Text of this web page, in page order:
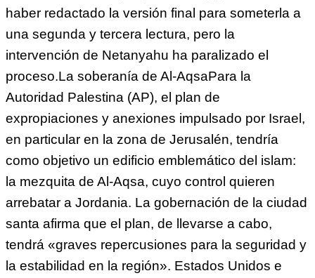
haber redactado la versión final para someterla a
una segunda y tercera lectura, pero la
intervención de Netanyahu ha paralizado el
proceso.La soberanía de Al-AqsaPara la
Autoridad Palestina (AP), el plan de
expropiaciones y anexiones impulsado por Israel,
en particular en la zona de Jerusalén, tendría
como objetivo un edificio emblemático del islam:
la mezquita de Al-Aqsa, cuyo control quieren
arrebatar a Jordania. La gobernación de la ciudad
santa afirma que el plan, de llevarse a cabo,
tendrá «graves repercusiones para la seguridad y
la estabilidad en la región». Estados Unidos e